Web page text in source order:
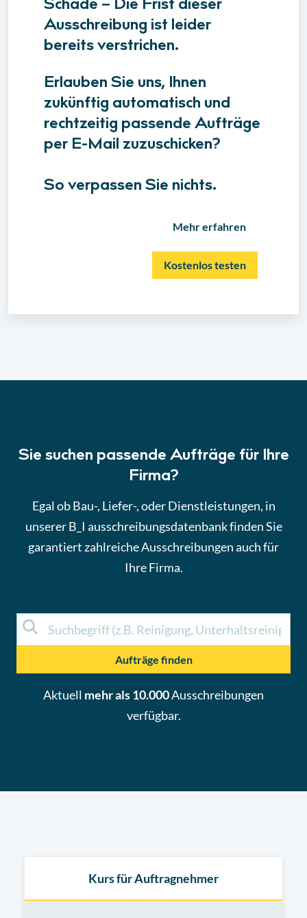
Schade – Die Frist dieser
Ausschreibung ist leider
bereits verstrichen.
Erlauben Sie uns, Ihnen
zukünftig automatisch und
rechtzeitig passende Aufträge
per E-Mail zuzuschicken?
So verpassen Sie nichts.
Mehr erfahren
Kostenlos testen
Sie suchen passende Aufträge für Ihre
Firma?
Egal ob Bau-, Liefer-, oder Dienstleistungen, in
unserer B_I ausschreibungsdatenbank finden Sie
garantiert zahlreiche Ausschreibungen auch für
Ihre Firma.
Aufträge finden
Aktuell mehr als 10.000Ausschreibungen
verfügbar.
Kurs für Auftragnehmer